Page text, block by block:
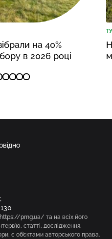
на 40%
в 2026 році
https://pmg.ua/ та на всіх його
статті, дослідження,
є об’єктами авторського права.